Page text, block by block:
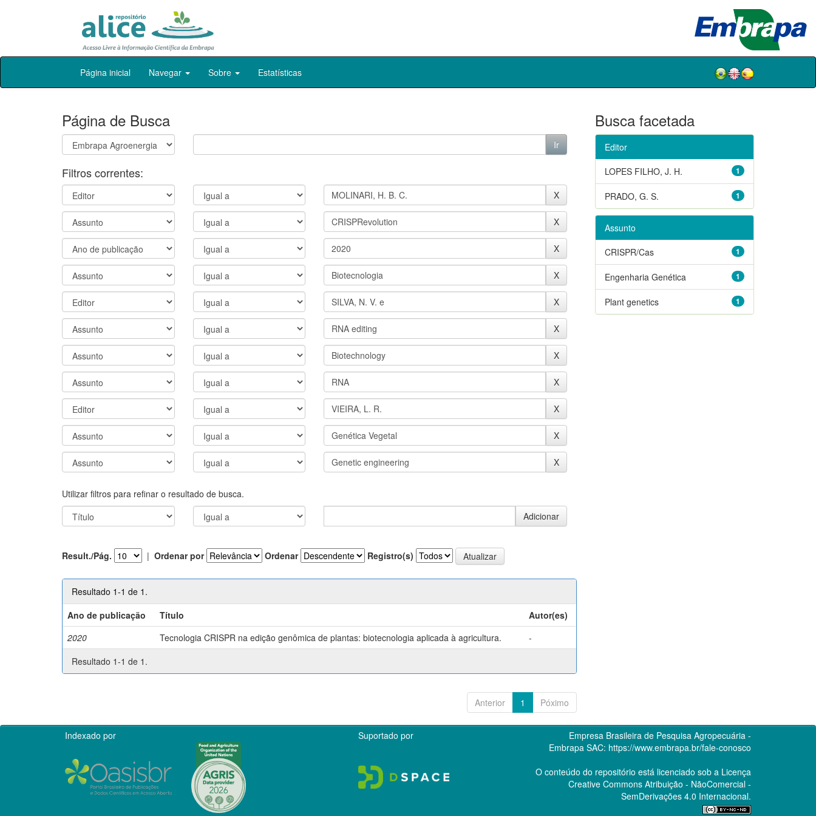
Skip
Página inicial Navegar Sobre Estatísticas
Página de Busca
Filtros correntes:
Utilizar filtros para refinar o resultado de busca.
Result./Pág. | Ordenar por Ordenar Registro(s)
Resultado 1-1 de 1.
Ano de publicação
Título
Autor(es)
2020
Tecnologia CRISPR na edição genômica de plantas: biotecnologia aplicada à agricultura.
-
Resultado 1-1 de 1.
Anterior 1 Póximo
Busca facetada
Editor
1
LOPES FILHO, J. H.
1
PRADO, G. S.
Assunto
1
CRISPR/Cas
1
Engenharia Genética
1
Plant genetics
Indexado por Suportado por
Empresa Brasileira de Pesquisa Agropecuária -
Embrapa SAC: https://www.embrapa.br/fale-conosco
O conteúdo do repositório está licenciado sob a Licença
Creative CommonsAtribuição - NãoComercial -
SemDerivações 4.0 Internacional.